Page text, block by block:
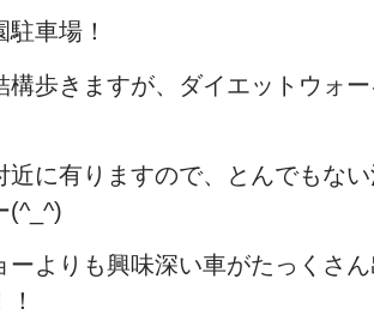
車場！
構歩きますが、ダイエットウォ
近に有りますので、とんでもな
(^_^)
ーよりも興味深い車がたっくさ